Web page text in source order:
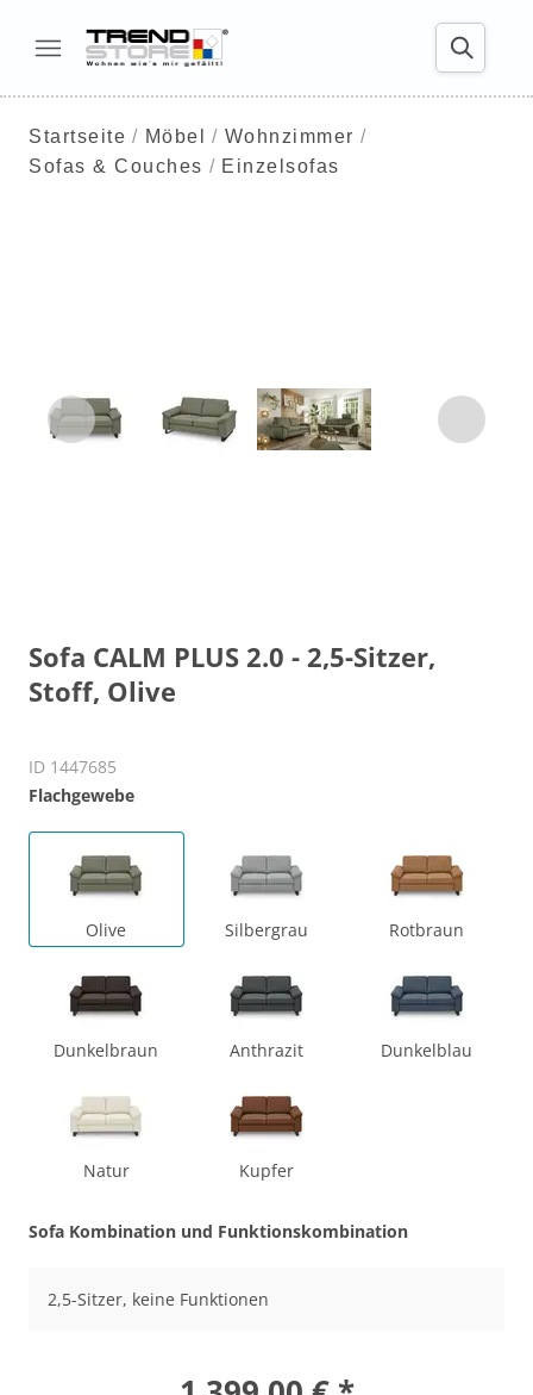
Startseite Möbel
Wohnzimmer
Sofas & Couches
Einzelsofas
Sofa CALM PLUS 2.0 - 2,5-Sitzer,
Stoff, Olive
ID 1447685
Flachgewebe
Olive Silbergrau Rotbraun
Dunkelbraun Anthrazit Dunkelblau
Natur Kupfer
Sofa Kombination und Funktionskombination
2,5-Sitzer, keine Funktionen